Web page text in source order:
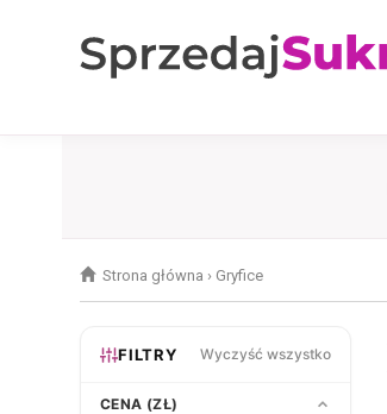
Strona główna › Gryfice
FILTRY Wyczyść wszystko
CENA (ZŁ)